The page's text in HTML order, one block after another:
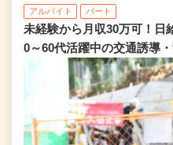
アルバイト パート
未経験から月収30万可！日
0～60代活躍中の交通誘導